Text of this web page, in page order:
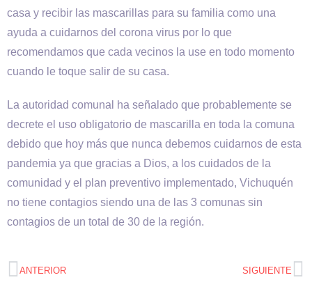
casa y recibir las mascarillas para su familia como una
ayuda a cuidarnos del corona virus por lo que
recomendamos que cada vecinos la use en todo momento
cuando le toque salir de su casa.
La autoridad comunal ha señalado que probablemente se
decrete el uso obligatorio de mascarilla en toda la comuna
debido que hoy más que nunca debemos cuidarnos de esta
pandemia ya que gracias a Dios, a los cuidados de la
comunidad y el plan preventivo implementado, Vichuquén
no tiene contagios siendo una de las 3 comunas sin
contagios de un total de 30 de la región.
ANTERIOR SIGUIENTE